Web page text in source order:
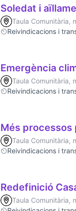
Soledat i
Taula Comunitària,
Reivindicacions i
Emergència
Taula Comunitària,
Reivindicacions i
Més
Taula Comunitària,
Reivindicacions i
Redefinició
Taula Comunitària,